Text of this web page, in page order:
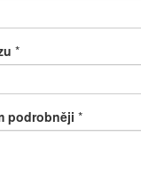
*
podrobněji *